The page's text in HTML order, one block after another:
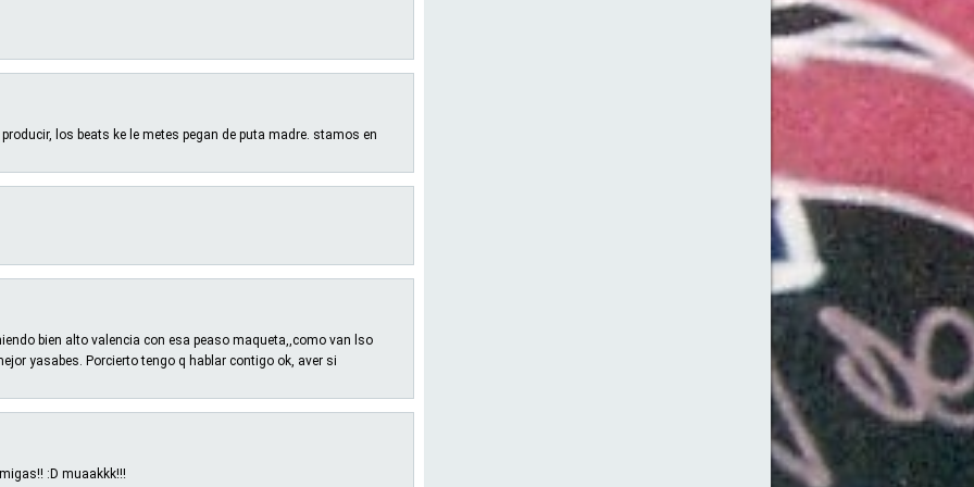
los beats ke le metes pegan de puta madre. stamos en
bien alto valencia con esa peaso maqueta,,como van lso
yasabes. Porcierto tengo q hablar contigo ok, aver si
:D muaakkk!!!